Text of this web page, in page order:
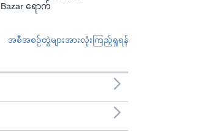
Bazar ရောက်
အစီအစဉ်တွဲများအားလုံးကြည့်ရှုရန်